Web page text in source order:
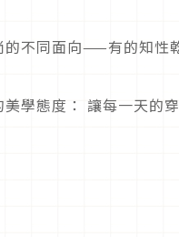
不同面向——有的知性
學態度： 讓每一天的